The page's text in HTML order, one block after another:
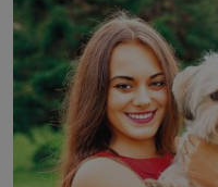
Předškolní věk je